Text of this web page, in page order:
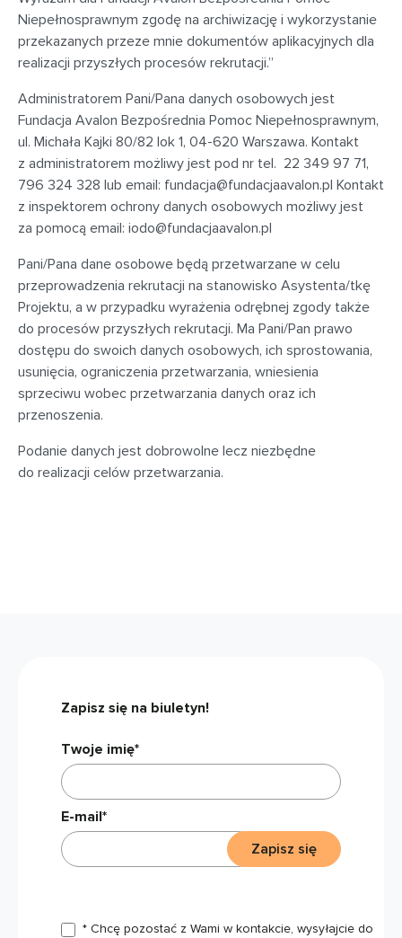
Niepełnosprawnym zgodę na archiwizację i wykorzystanie
przekazanych przeze mnie dokumentów aplikacyjnych dla
realizacji przyszłych procesów rekrutacji.”
Administratorem Pani/Pana danych osobowych jest
Fundacja Avalon Bezpośrednia Pomoc Niepełnosprawnym,
ul. Michała Kajki 80/82 lok 1, 04-620 Warszawa. Kontakt
z administratorem możliwy jest pod nr tel. 22 349 97 71,
796 324 328 lub email: fundacja@fundacjaavalon.pl Kontakt
z inspektorem ochrony danych osobowych możliwy jest
za pomocą email: iodo@fundacjaavalon.pl
Pani/Pana dane osobowe będą przetwarzane w celu
przeprowadzenia rekrutacji na stanowisko Asystenta/tkę
Projektu, a w przypadku wyrażenia odrębnej zgody także
do procesów przyszłych rekrutacji. Ma Pani/Pan prawo
dostępu do swoich danych osobowych, ich sprostowania,
usunięcia, ograniczenia przetwarzania, wniesienia
sprzeciwu wobec przetwarzania danych oraz ich
przenoszenia.
Podanie danych jest dobrowolne lecz niezbędne
do realizacji celów przetwarzania.
Zapisz się na biuletyn!
Twoje imię*
E-mail*
* Chcę pozostać z Wami w kontakcie, wysyłajcie do
Zapisz się